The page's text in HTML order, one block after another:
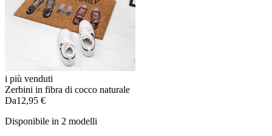
i più venduti
Zerbini in fibra di cocco naturale
Da12,95 €
Disponibile in 2 modelli